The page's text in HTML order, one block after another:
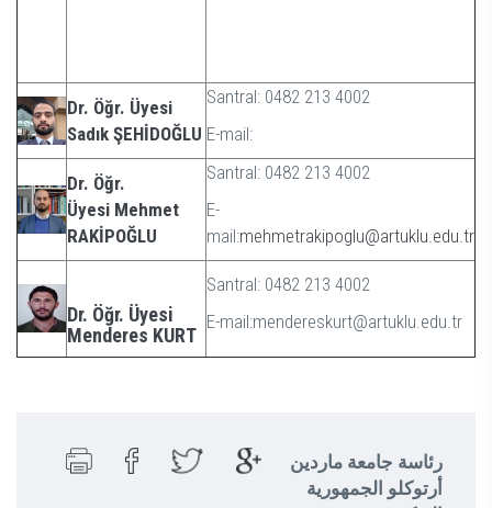
Dr. Öğr. Üyesi
Sadık ŞEHİDOĞLU
Santral: 0482 213 4002
E-mail:
Dr. Öğr.
Üyesi Mehmet
RAKİPOĞLU
Santral: 0482 213 4002
E-
mail:mehmetrakipoglu@artuklu.edu.tr
Dr. Öğr. Üyesi
Menderes KURT
Santral: 0482 213 4002
E-mail:mendereskurt@artuklu.edu.tr
رئاسة جامعة ماردين
أرتوكلو الجمهورية